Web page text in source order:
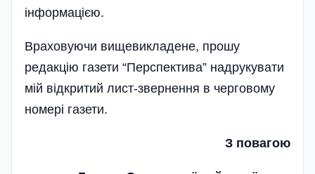
інформацією.
Враховуючи вищевикладене, прошу
редакцію газети “Перспектива” надрукувати
мій відкритий лист-звернення в черговому
номері газети.
З повагою